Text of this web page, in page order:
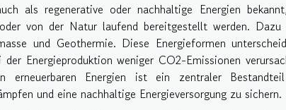
als regenerative oder nachhaltige Energien
von der Natur laufend bereitgestellt werden. Dazu
und Geothermie. Diese Energieformen
Energieproduktion weniger CO2-Emissionen
erneuerbaren Energien ist ein zentraler
und eine nachhaltige Energieversorgung zu sichern.